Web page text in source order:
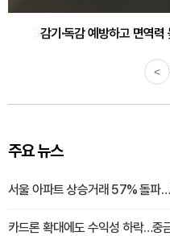
감기·독감 예방하고 면역
<
주요 뉴스
서울 아파트 상승거래 57% 돌파
카드론 확대에도 수익성 하락…중